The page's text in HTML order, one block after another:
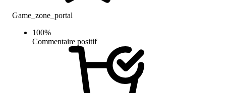
Game_zone_portal
100%
Commentaire positif